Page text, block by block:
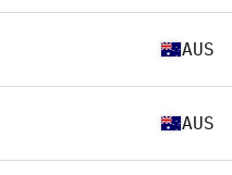
AUS
AUS